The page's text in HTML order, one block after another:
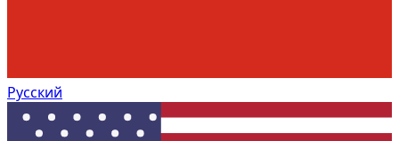
Русский